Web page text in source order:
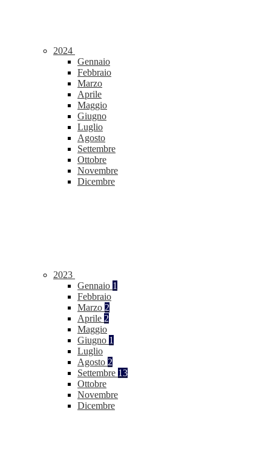
2024
Gennaio
Febbraio
Marzo
Aprile
Maggio
Giugno
Luglio
Agosto
Settembre
Ottobre
Novembre
Dicembre
2023
Gennaio 1
Febbraio
Marzo 2
Aprile 2
Maggio
Giugno 1
Luglio
Agosto 2
Settembre 13
Ottobre
Novembre
Dicembre